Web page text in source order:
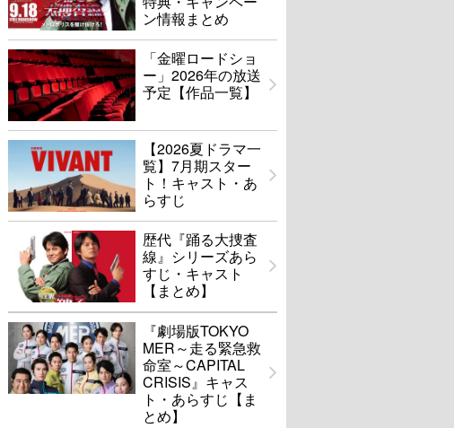
ン情報まとめ
「金曜ロードショ
ー」2026年の放送
予定【作品一覧】
【2026夏ドラマ一
覧】7月期スター
ト！キャスト・あ
らすじ
歴代『踊る大捜査
線』シリーズあら
すじ・キャスト
【まとめ】
『劇場版TOKYO
MER～走る緊急救
命室～CAPITAL
CRISIS』キャス
ト・あらすじ【ま
とめ】